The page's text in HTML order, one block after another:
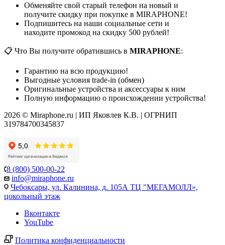
Обменяйте свой старый телефон на новый и
получите скидку при покупке в MIRAPHONE!
Подпишитесь на наши социальные сети и
находите промокод на скидку 500 рублей!
📋 Что Вы получите обратившись в MIRAPHONE:
Гарантию на всю продукцию!
Выгодные условия trade-in (обмен)
Оригинальные устройства и аксессуары к ним
Полную информацию о происхождении устройства!
2026 © Miraphone.ru | ИП Яковлев К.В. | ОГРНИП
319784700345837
8 (800) 500-00-22
info@miraphone.ru
Чебоксары, ул. Калинина, д. 105А ТЦ "МЕГАМОЛЛ»,
цокольный этаж
Вконтакте
YouTube
Политика конфиденциальности